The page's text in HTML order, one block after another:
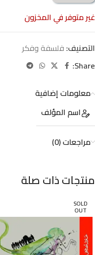
غير متوفر في المخزون
التصنيف: فلسفة وفكر
Share:
معلومات إضافية
اسم المؤلف
مراجعات (0)
منتجات ذات صلة
SOLD
OUT